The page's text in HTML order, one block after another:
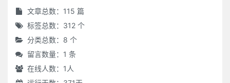
文章总数：115 篇
标签总数：312 个
分类总数：8 个
留言数量：1 条
在线人数： 1 人